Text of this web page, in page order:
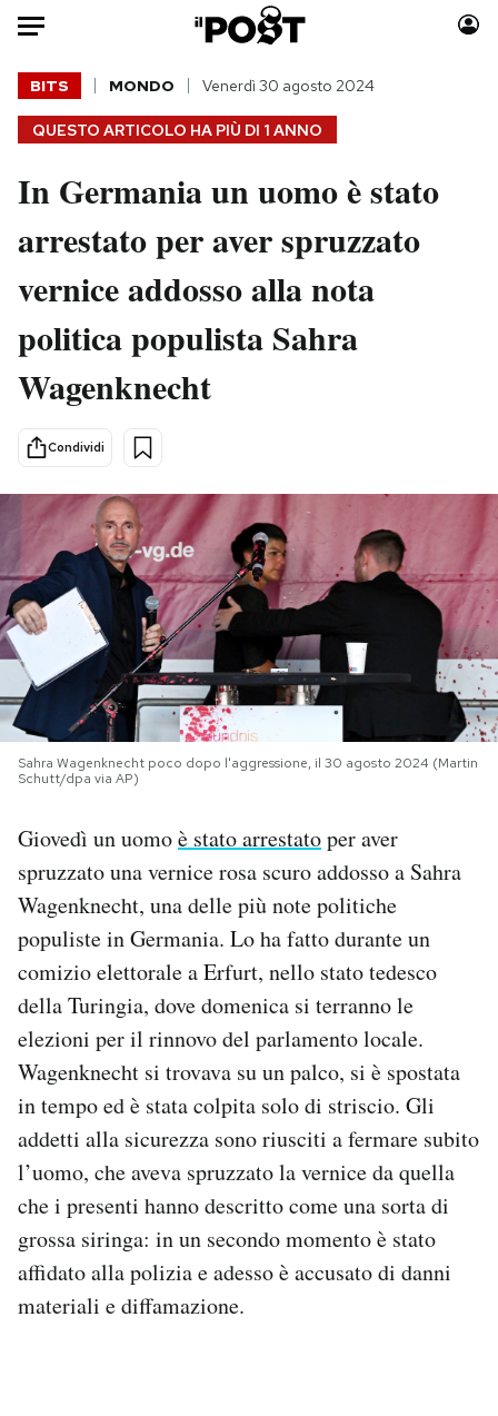
Auto
HOME
Italia
Politica
Tecnologia
Scienza
Cultura
Economia
Sport
Moda
Consumismi
Storie/Idee
Media
PODCAST
NEWSLETTER
I MIEI PREFERITI
SHOP
CALENDARIO
AREA PERSONALE
Newsletter
Notifiche mobile
Regala il Post
Hai bisogno di aiuto?
Esci
QUESTO ARTICOLO HA PIÙ DI 1 ANNO
BITS MONDO Venerdì 30 agosto 2024
In Germania un uomo è stato
arrestato per aver spruzzato
vernice addosso alla nota
politica populista Sahra
Wagenknecht
Condividi
Sahra Wagenknecht poco dopo l'aggressione, il 30 agosto 2024 (Martin
Schutt/dpa via AP)
Giovedì un uomoè stato arrestatoper aver
spruzzato una vernice rosa scuro addosso a Sahra
Wagenknecht, una delle più note politiche
populiste in Germania. Lo ha fatto durante un
comizio elettorale a Erfurt, nello stato tedesco
della Turingia, dove domenica si terranno le
elezioni per il rinnovo del parlamento locale.
Wagenknecht si trovava su un palco, si è spostata
in tempo ed è stata colpita solo di striscio. Gli
addetti alla sicurezza sono riusciti a fermare subito
l’uomo, che aveva spruzzato la vernice da quella
che i presenti hanno descritto come una sorta di
grossa siringa: in un secondo momento è stato
affidato alla polizia e adesso è accusato di danni
materiali e diffamazione.